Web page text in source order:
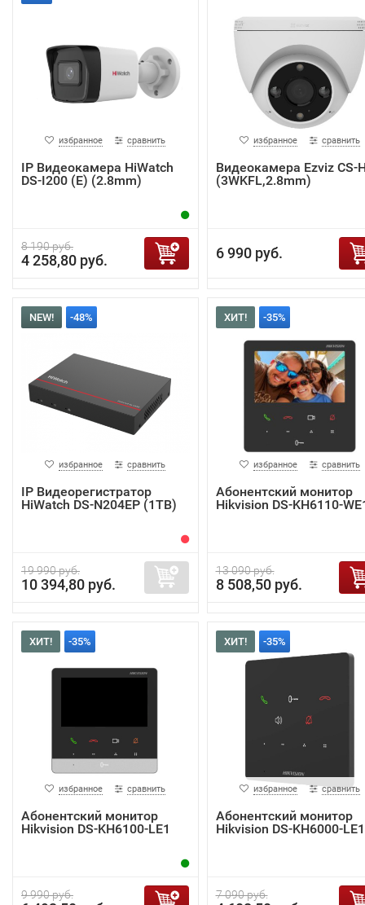
избранное сравнить
IP Видеокамера HiWatch
DS-I200 (E) (2.8mm)
8 190 руб.
4 258,80 руб.
избранное сравнить
Видеокамера Ezviz CS-
(3WKFL,2.8mm)
6 990 руб.
NEW! -48%
избранное сравнить
IP Видеорегистратор
HiWatch DS-N204EP (1TB)
19 990 руб.
10 394,80 руб.
ХИТ! -35%
избранное сравнить
Абонентский монитор
Hikvision DS-KH6110-
13 090 руб.
8 508,50 руб.
ХИТ! -35%
избранное сравнить
Абонентский монитор
Hikvision DS-KH6100-LE1
9 990 руб.
ХИТ! -35%
избранное сравнить
Абонентский монитор
Hikvision DS-KH6000-LE1
7 090 руб.